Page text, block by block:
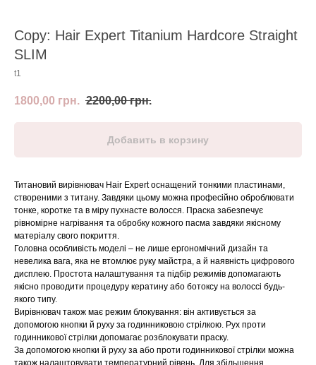
Copy: Hair Expert Titanium Hardcore Straight
SLIM
t1
1800,00 грн. 2200,00 грн.
Добавить в корзину
Титановий вирівнювач Hair Expert оснащений тонкими пластинами,
створеними з титану. Завдяки цьому можна професійно оброблювати
тонке, коротке та в міру пухнасте волосся. Праска забезпечує
рівномірне нагрівання та обробку кожного пасма завдяки якісному
матеріалу свого покриття.
Головна особливість моделі – не лише ергономічний дизайн та
невелика вага, яка не втомлює руку майстра, а й наявність цифрового
дисплею. Простота налаштування та підбір режимів допомагають
якісно проводити процедуру кератину або ботоксу на волоссі будь-
якого типу.
Вирівнювач також має режим блокування: він активується за
допомогою кнопки й руху за годинниковою стрілкою. Рух проти
годинникової стрілки допомагає розблокувати праску.
За допомогою кнопки й руху за або проти годинникової стрілки можна